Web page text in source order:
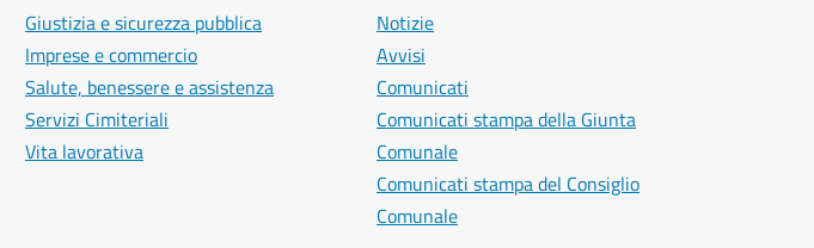
Giustizia e sicurezza pubblica
Imprese e commercio
Salute, benessere e assistenza
Servizi Cimiteriali
Vita lavorativa
Notizie
Avvisi
Comunicati
Comunicati stampa della Giunta
Comunale
Comunicati stampa del Consiglio
Comunale